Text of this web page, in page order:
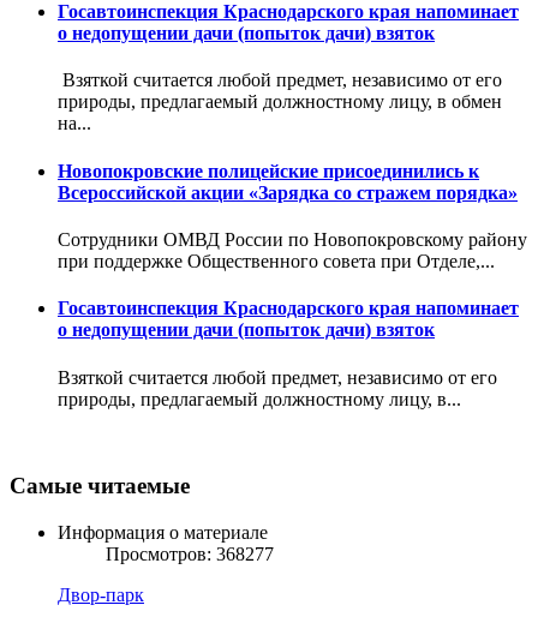
Госавтоинспекция Краснодарского края напоминает
о недопущении дачи (попыток дачи) взяток
Взяткой считается любой предмет, независимо от его
природы, предлагаемый должностному лицу, в обмен
на...
Новопокровские полицейские присоединились к
Всероссийской акции «Зарядка со стражем порядка»
Сотрудники ОМВД России по Новопокровскому району
при поддержке Общественного совета при Отделе,...
Госавтоинспекция Краснодарского края напоминает
о недопущении дачи (попыток дачи) взяток
Взяткой считается любой предмет, независимо от его
природы, предлагаемый должностному лицу, в...
Самые читаемые
Информация о материале
Просмотров: 368277
Двор-парк